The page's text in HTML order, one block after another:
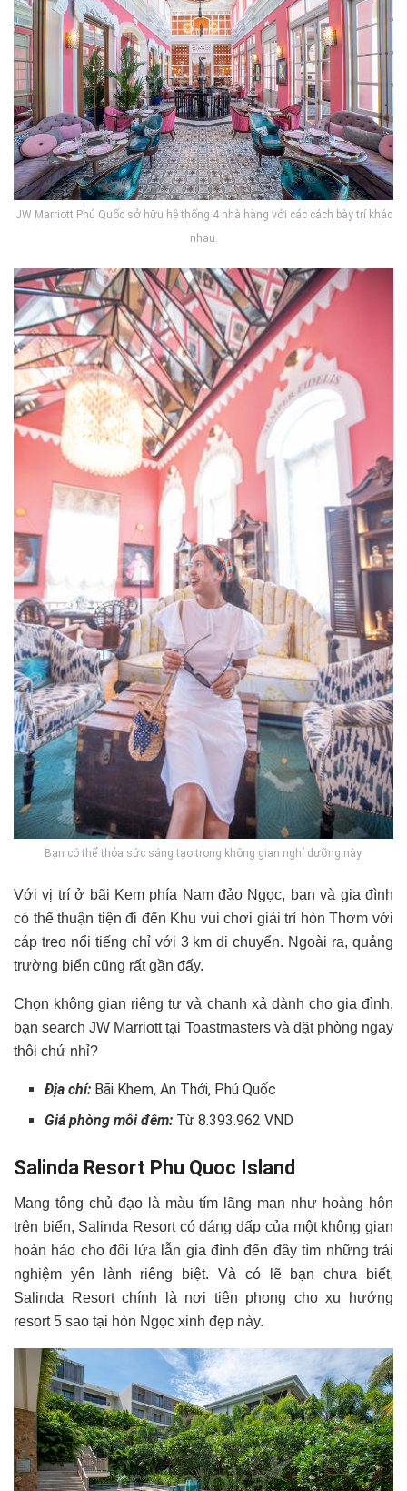
JW Marriott Phú Quốc sở hữu hệ thống 4 nhà hàng với các cách bày trí khác
nhau.
Bạn có thể thỏa sức sáng tạo trong không gian nghỉ dưỡng này.
Với vị trí ở bãi Kem phía Nam đảo Ngọc, bạn và gia đình
có thể thuận tiện đi đến Khu vui chơi giải trí hòn Thơm với
cáp treo nổi tiếng chỉ với 3 km di chuyển. Ngoài ra, quảng
trường biển cũng rất gần đấy.
Chọn không gian riêng tư và chanh xả dành cho gia đình,
bạn search JW Marriott tại Toastmasters và đặt phòng ngay
thôi chứ nhỉ?
Địa chỉ: Bãi Khem, An Thới, Phú Quốc
Giá phòng mỗi đêm: Từ 8.393.962 VND
Salinda Resort Phu Quoc Island
Mang tông chủ đạo là màu tím lãng mạn như hoàng hôn
trên biển, Salinda Resort có dáng dấp của một không gian
hoàn hảo cho đôi lứa lẫn gia đình đến đây tìm những trải
nghiệm yên lành riêng biệt. Và có lẽ bạn chưa biết,
Salinda Resort chính là nơi tiên phong cho xu hướng
resort 5 sao tại hòn Ngọc xinh đẹp này.